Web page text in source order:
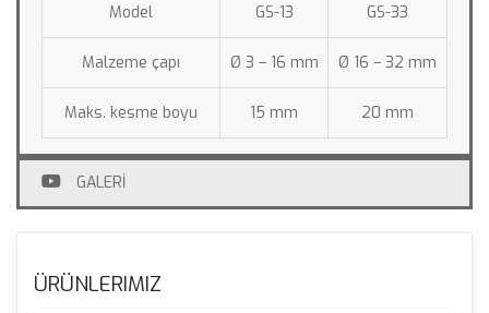
Model GS-13 GS-33
Malzeme çapı Ø 3 – 16 mm Ø 16 – 32 mm
Maks. kesme boyu 15 mm 20 mm
GALERİ
ÜRÜNLERIMIZ